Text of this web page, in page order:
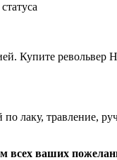
Купите револьвер
лаку, травление,
всех ваших